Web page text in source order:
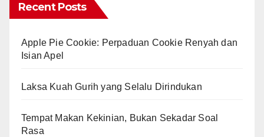
Recent Posts
Apple Pie Cookie: Perpaduan Cookie Renyah dan
Isian Apel
Laksa Kuah Gurih yang Selalu Dirindukan
Tempat Makan Kekinian, Bukan Sekadar Soal
Rasa